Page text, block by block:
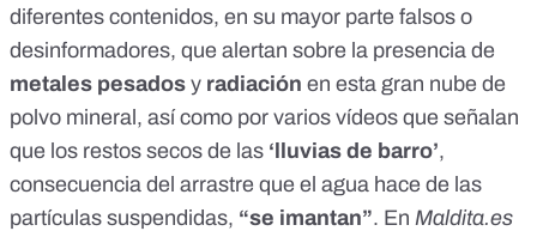
diferentes contenidos, en su mayor parte falsos o
desinformadores, que alertan sobre la presencia de
metales pesados y radiación en esta gran nube de
polvo mineral, así como por varios vídeos que señalan
que los restos secos de las ‘lluvias de barro’,
consecuencia del arrastre que el agua hace de las
partículas suspendidas, “se imantan”. En Maldita.es